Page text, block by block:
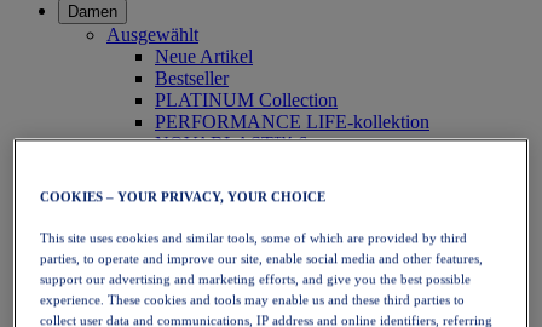
Damen
Ausgewählt
Neue Artikel
Bestseller
PLATINUM Collection
PERFORMANCE LIFE-kollektion
NOVABLAST™ 6
Laufen
Trailrunning
Tennis
Volleyball
Handball
Padel
Korbball
COOKIES – YOUR PRIVACY, YOUR CHOICE
This site uses cookies and similar tools, some of which are provided by third
parties, to operate and improve our site, enable social media and other features,
support our advertising and marketing efforts, and give you the best possible
experience. These cookies and tools may enable us and these third parties to
collect user data and communications, IP address and online identifiers, referring